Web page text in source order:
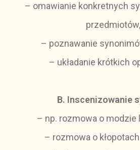
– omawianie konkretnych
przedmiotów,
– poznawanie
– układanie krótkich
B. Inscenizowanie
– np. rozmowa o modzie
– rozmowa o